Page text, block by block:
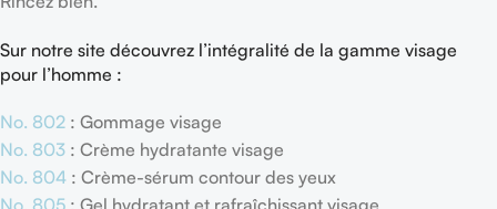
Sur notre site découvrez l’intégralité de la gamme visage
pour l’homme :
No. 802 : Gommage visage
No. 803 : Crème hydratante visage
No. 804 : Crème-sérum contour des yeux
No. 805 : Gel hydratant et rafraîchissant visage